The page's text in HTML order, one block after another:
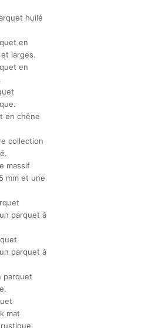
huilé
en
larges.
en
en chêne
collection
massif
mm et une
parquet à
parquet à
parquet
mat